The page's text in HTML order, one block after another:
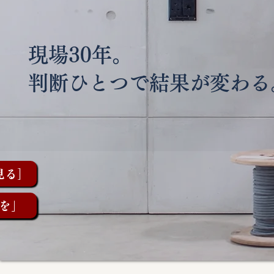
現場30年。
判断ひとつで結果が変わ
］
」